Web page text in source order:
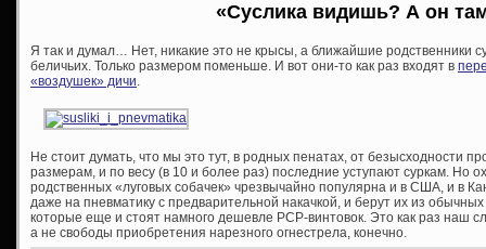
«Суслика видишь? А он
Я так и думал… Нет, никакие это не крысы, а ближайшие родственники
беличьих. Только размером поменьше. И вот они-то как раз входят в
«воздушек» дичи.
Не стоит думать, что мы это тут, в родных пенатах, от безысходности
размерам, и по весу (в 10 и более раз) последние уступают суркам. Но
родственных «луговых собачек» чрезвычайно популярна и в США, и в
даже на пневматику с предварительной накачкой, и берут их из
которые еще и стоят намного дешевле PCP-винтовок. Это как раз наш
а не свободы приобретения нарезного огнестрела, конечно.